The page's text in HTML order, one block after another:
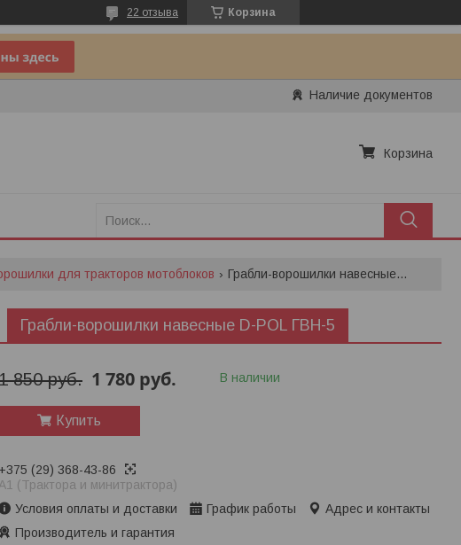
Корзина
22 отзыва
Наличие документов
Корзина
для тракторов мотоблоков Грабли-ворошилки навесные d-pol гвн-5
Грабли-ворошилки навесные D-POL ГВН-5
850руб. 1 780 руб. В наличии
Купить
+375 (29) 368-43-86
A1 (Трактора и минитрактора)
Условия оплаты и доставки
График работы
Адрес и контакты
Производитель и гарантия